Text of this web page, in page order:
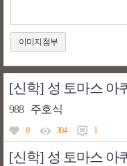
이미지첨부
988 주호식
0 304 1